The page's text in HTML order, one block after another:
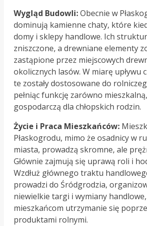
Wygląd Budowli:Obecnie w
dominują kamienne chaty, które
domy i sklepy handlowe. Ich
zniszczone, a drewniane elementy
zastąpione przez miejscowych
okolicznych lasów. W miarę upływu
te zostały dostosowane do
pełniąc funkcję zarówno
gospodarczą dla chłopskich rodzin.
Życie i Praca Mieszkańców:
Płaskogrodu, mimo że osadnicy w
miasta, prowadzą skromne, ale
Głównie zajmują się uprawą roli i
Wzdłuż głównego traktu
prowadzi do Śródgrodzia,
niewielkie targi i wymiany
mieszkańcom utrzymanie się
produktami rolnymi.